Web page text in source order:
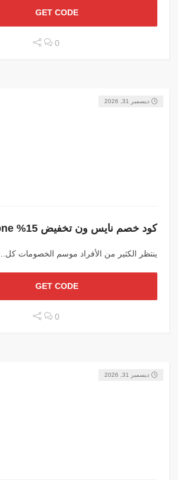
GET CODE
0
كود خصم نايس ون تخفيض 15% Niceone
ينتظر الكثير من الأفراد موسم الخصومات كل...
ديسمبر 31, 2026
GET CODE
0
ديسمبر 31, 2026